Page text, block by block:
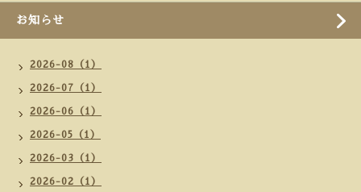
お知らせ
2026-08（1）
2026-07（1）
2026-06（1）
2026-05（1）
2026-03（1）
2026-02（1）